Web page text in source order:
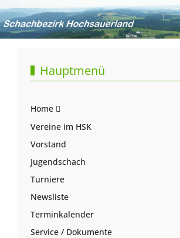
Hauptmenü
Home
Vereine im HSK
Vorstand
Jugendschach
Turniere
Newsliste
Terminkalender
Service / Dokumente